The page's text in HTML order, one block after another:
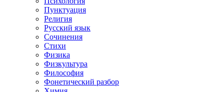
Пунктуация
Религия
Русский язык
Сочинения
Стихи
Физика
Физкультура
Философия
Фонетический разбор